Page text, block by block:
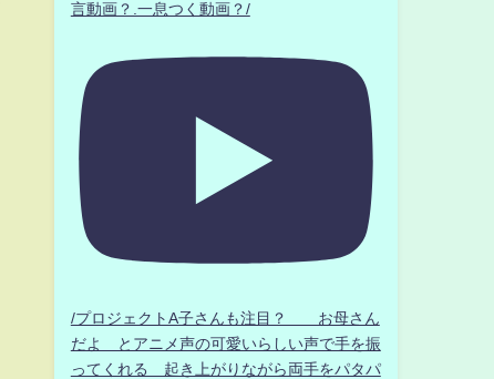
言動画？.一息つく動画？/
/プロジェクトA子さんも注目？ お母さん
だよ とアニメ声の可愛いらしい声で手を振
ってくれる 起き上がりながら両手をパタパ